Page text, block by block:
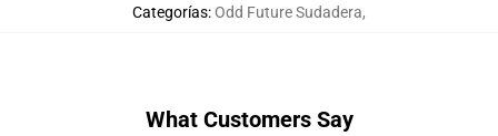
Categorías:Odd Future Sudadera,
What Customers Say